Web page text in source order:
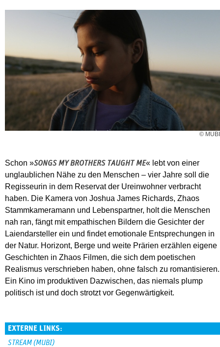
© MUBI
Schon »SONGS MY BROTHERS TAUGHT ME« lebt von einer
unglaublichen Nähe zu den Menschen – vier Jahre soll die
Regisseurin in dem Reservat der Ureinwohner verbracht
haben. Die Kamera von Joshua James Richards, Zhaos
Stammkameramann und Lebenspartner, holt die Menschen
nah ran, fängt mit empathischen Bildern die Gesichter der
Laiendarsteller ein und findet emotionale Entsprechungen in
der Natur. Horizont, Berge und weite Prärien erzählen eigene
Geschichten in Zhaos Filmen, die sich dem poetischen
Realismus verschrieben haben, ohne falsch zu romantisieren.
Ein Kino im produktiven Dazwischen, das niemals plump
politisch ist und doch strotzt vor Gegenwärtigkeit.
EXTERNE LINKS:
STREAM (MUBI)